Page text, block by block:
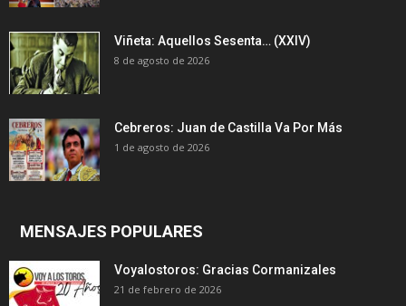
Viñeta: Aquellos Sesenta… (XXIV)
8 de agosto de 2026
Cebreros: Juan de Castilla Va Por Más
1 de agosto de 2026
MENSAJES POPULARES
Voyalostoros: Gracias Cormanizales
21 de febrero de 2026